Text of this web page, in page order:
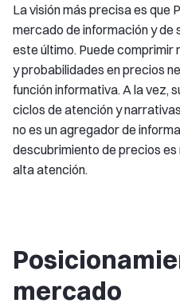
La visión más precisa es que
mercado de información y de
este último. Puede comprimir
y probabilidades en precios
función informativa. A la vez,
ciclos de atención y
no es un agregador de
descubrimiento de precios
alta atención.
mercado